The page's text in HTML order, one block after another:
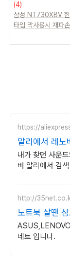
(4)
삼성 NT730XBV 힌
타입 막사용시 재파
https://
알리에서 레노
오늘의 특가
내가 찾던 사운
버 알리에서 검색
http://
노트북 살땐
네트 입니다.